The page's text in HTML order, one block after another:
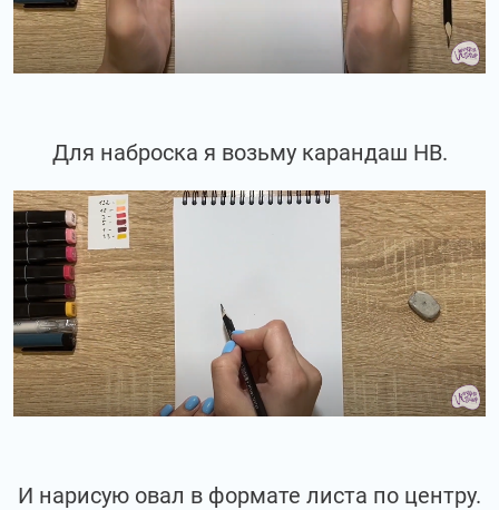
Для наброска я возьму карандаш НВ.
И нарисую овал в формате листа по центру.